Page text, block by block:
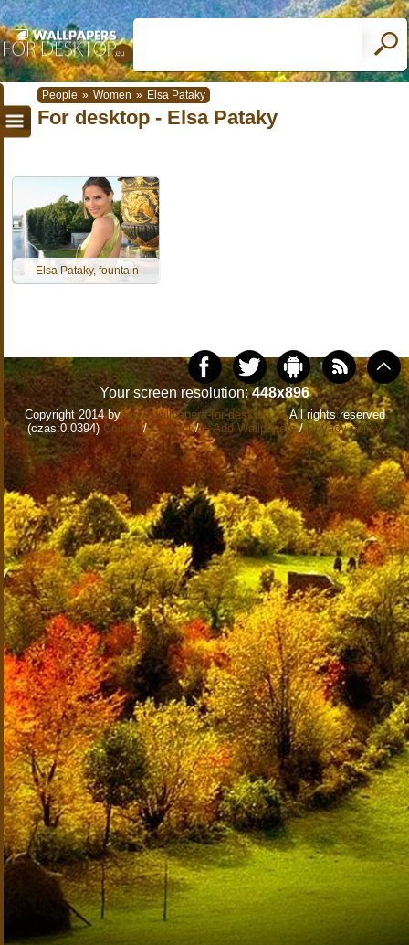
People » Women » Elsa Pataky
For desktop - Elsa Pataky
Elsa Pataky, fountain
Your screen resolution:448x896
Copyright 2014 bywww.wallpapers-for-desktop.euAll rights reserved
(czas:0.0394) Cookie/Contact/+ Add Wallpapers/Privacy policy